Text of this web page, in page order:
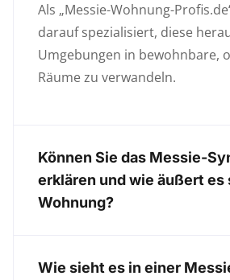
Als „Messie-Wohnung-
darauf spezialisiert, diese
Umgebungen in bewohnbare,
Räume zu verwandeln.
Können Sie das Messie-
erklären und wie äußert es
Wohnung?
Wie sieht es in einer